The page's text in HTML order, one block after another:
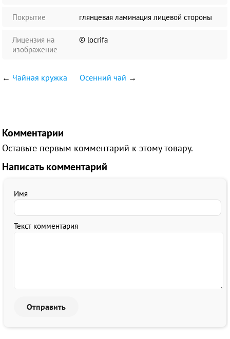
Покрытие глянцевая ламинация лицевой стороны
Лицензия на
изображение
© locrifa
← Чайная кружка Осенний чай →
Комментарии
Оставьте первым комментарий к этому товару.
Написать комментарий
Имя
Текст комментария